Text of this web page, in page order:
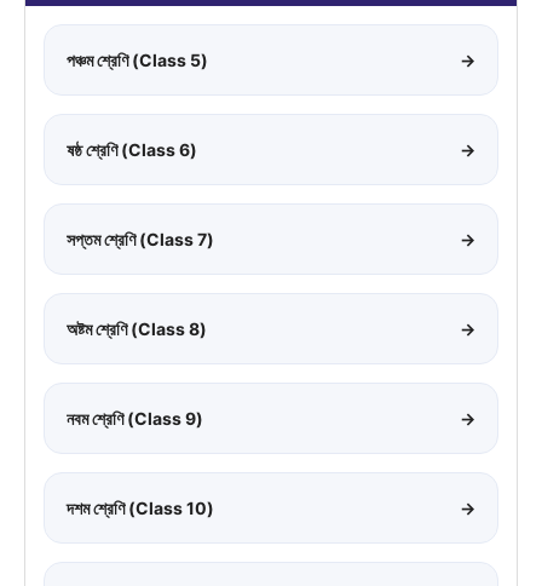
পঞ্চম শ্রেণি (Class 5) →
ষষ্ঠ শ্রেণি (Class 6) →
সপ্তম শ্রেণি (Class 7) →
অষ্টম শ্রেণি (Class 8) →
নবম শ্রেণি (Class 9) →
দশম শ্রেণি (Class 10) →